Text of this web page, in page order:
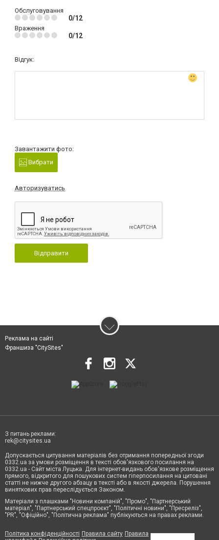
Обслуговування
0/12
Враження
0/12
Відгук:
Завантажити фото:
Вибрати
Авторизуватись
Відправити
Реклама на сайті
Франшиза "CitySites"
З питань реклами:
rek@citysites.ua
Допускається цитування матеріалів без отримання попередньої згоди
0332.ua за умови розміщення в тексті обов'язкового посилання на
0332.ua - Сайт міста Луцька. Для інтернет-видань обов'язкове розміщення
прямого, відкритого для пошукових систем гіперпосилання на цитовані
статті не нижче другого абзацу в тексті або в якості джерела. Порушення
виняткових прав переслідується Законом.
Матеріали з плашками "Новини компаній", "Промо", "Партнерський
матеріал", "Партнерський спецпроєкт", "Політичні новини", "Пресреліз",
"PR", "Офіційно", "Політична реклама" публікуються на правах реклами.
Політика конфіденційності Правила сайту Правила